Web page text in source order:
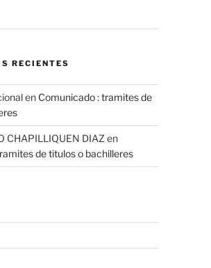
RECIENTES
en Comunicado : tramites de
CHAPILLIQUEN DIAZ en
de titulos o bachilleres